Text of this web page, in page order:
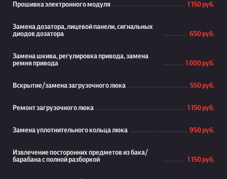
Прошивка электронного модуля 1 150 руб.
Замена дозатора, лицевой панели, сигнальных
диодов дозатора
650 руб.
Замена шкива, регулировка привода, замена
ремня привода
1 000 руб.
Вскрытие/замена загрузочного люка 550 руб.
Ремонт загрузочного люка 1 150 руб.
Замена уплотнительного кольца люка 950 руб.
Извлечение посторонних предметов из бака/
барабана с полной разборкой
1 150 руб.